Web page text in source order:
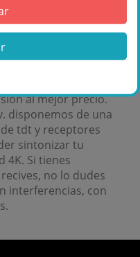
al mejor precio.
disponemos de una
tdt y receptores
sintonizar tu
4K. Si tienes
no lo dudes
interferencias, con